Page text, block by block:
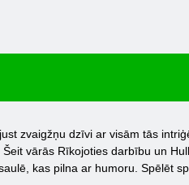
zvaigžņu dzīvi ar visām tās
vārās Rīkojoties darbību un
kas pilna ar humoru. Spēlēt